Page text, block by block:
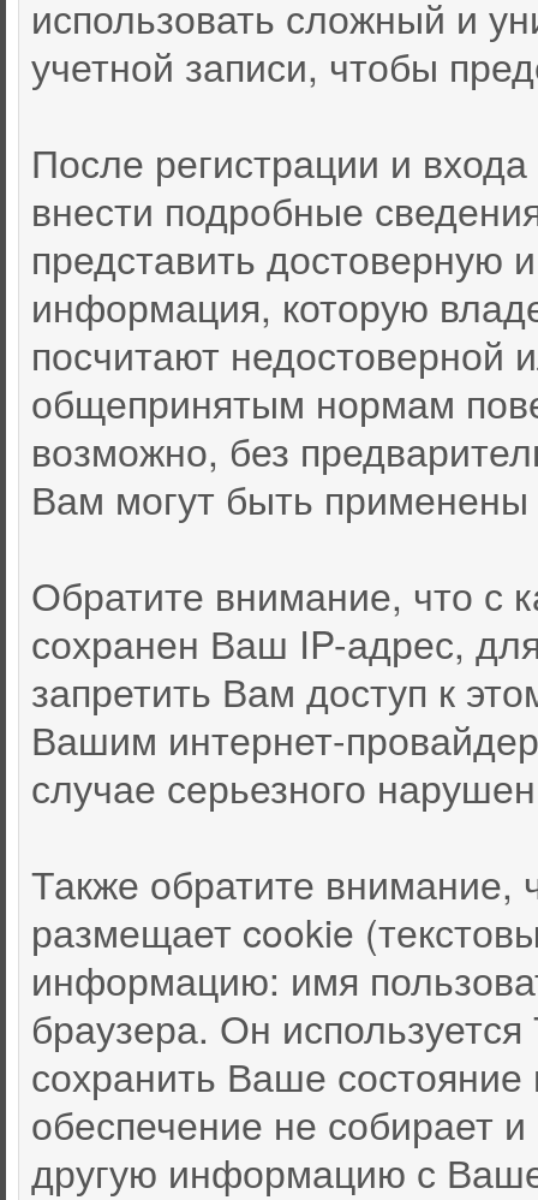
использовать сложный и
учетной записи, чтобы
После регистрации и
внести подробные
представить
информация, которую
посчитают недостоверной
общепринятым нормам
возможно, без
Вам могут быть
Обратите внимание, что с
сохранен Ваш IP-адрес,
запретить Вам доступ к
Вашим интернет-
случае серьезного
Также обратите внимание,
размещает cookie
информацию: имя
браузера. Он
сохранить Ваше
обеспечение не собирает
другую информацию с